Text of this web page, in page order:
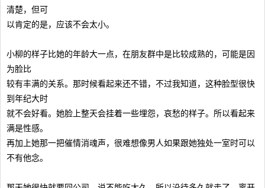
清楚，但可
以肯定的是，应该不会太小。
小柳的样子比她的年龄大一点，在朋友群中是比较成熟的，可能是因
为脸比
较有丰满的关系。那时候看起来还不错，不过我知道，这种脸型很快
到年纪大时
就不会好看。她脸上整天会挂着一些埋怨，哀愁的样子。所以看起来
满是性感。
再加上她那一把催情消魂声，很难想像男人如果跟她独处一室时可以
不有他念。